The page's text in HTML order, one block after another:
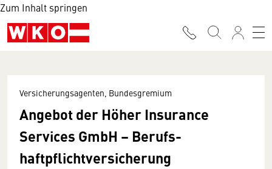
Zum Inhalt springen
Versicherungsagenten, Bundesgremium
Angebot der Höher Insurance
Services GmbH – Berufs­­
haftpflicht­versicherung